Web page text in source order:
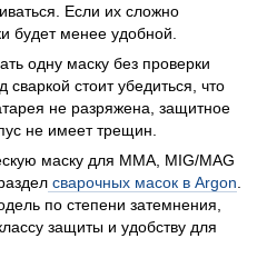
Если их сложно
будет менее удобной.
одну маску без проверки
стоит убедиться, что
не разряжена, защитное
не имеет трещин.
маску для MMA, MIG/MAG
сварочных масок в Argon
по степени затемнения,
защиты и удобству для